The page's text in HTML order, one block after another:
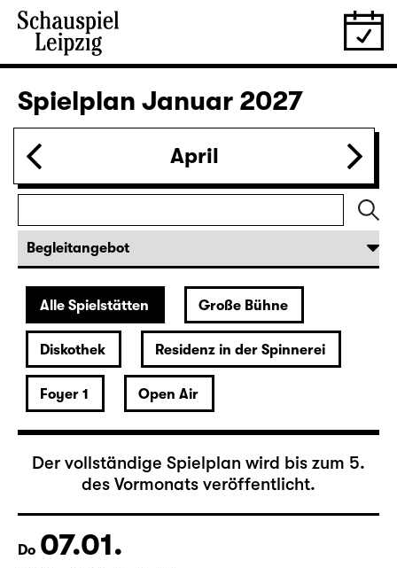
Spielplan Januar 2027
April
Alle Spielstätten Große Bühne
Diskothek Residenz in der Spinnerei
Foyer 1 Open Air
Der vollständige Spielplan wird bis zum 5.
des Vormonats veröffentlicht.
Do 07.01.